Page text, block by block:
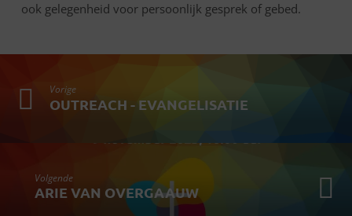
ook gelegenheid voor persoonlijk gesprek of gebed.
Vorige
OUTREACH - EVANGELISATIE
Volgende
ARIE VAN OVERGAAUW